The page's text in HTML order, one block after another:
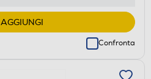
AGGIUNGI
Confronta